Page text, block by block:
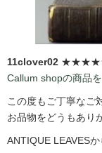
11clover02
Callum shopの商品
この度もご丁寧なご
お品物をどうもあり
ANTIQUE LEAVES